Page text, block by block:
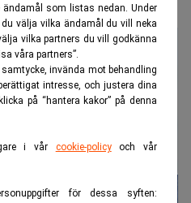
som listas nedan. Under
du välja vilka ändamål du vill neka
vilka partners du vill godkänna
våra partners”.
invända mot behandling
intresse, och justera dina
på “hantera kakor” på denna
i vår cookie-policyoch vår
för dessa syften: